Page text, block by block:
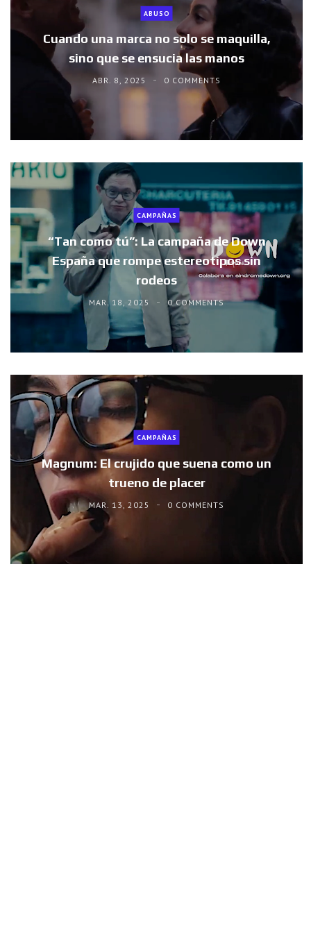
ABUSO
Cuando una marca no solo se maquilla,
sino que se ensucia las manos
ABR. 8, 2025 0 COMMENTS
CAMPAÑAS
“Tan como tú”: La campaña de Down
España que rompe estereotipos sin
rodeos
MAR. 18, 2025 0 COMMENTS
CAMPAÑAS
Magnum: El crujido que suena como un
trueno de placer
MAR. 13, 2025 0 COMMENTS